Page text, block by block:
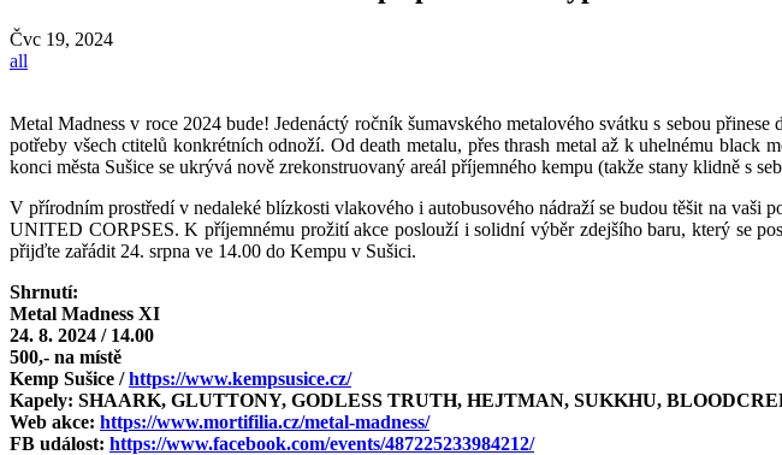
Čvc 19, 2024
all
Metal Madness v roce 2024 bude! Jedenáctý ročník šumavského metalového svátku s sebou
potřeby všech ctitelů konkrétních odnoží. Od death metalu, přes thrash metal až k uhelnému
konci města Sušice se ukrývá nově zrekonstruovaný areál příjemného kempu (takže stany klidně s
V přírodním prostředí v nedaleké blízkosti vlakového i autobusového nádraží se budou těšit na
UNITED CORPSES. K příjemnému prožití akce poslouží i solidní výběr zdejšího baru, který se
přijďte zařádit 24. srpna ve 14.00 do Kempu v Sušici.
Shrnutí:
Metal Madness XI
24. 8. 2024 / 14.00
500,- na místě
Kemp Sušice /https://www.kempsusice.cz/
Kapely: SHAARK, GLUTTONY, GODLESS TRUTH, HEJTMAN, SUKKHU,
Web akce: https://www.mortifilia.cz/metal-madness/
FB událost: https://www.facebook.com/events/487225233984212/